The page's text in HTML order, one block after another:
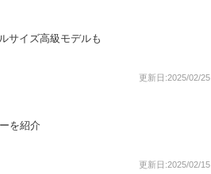
サイズ高級モデルも
更新日:2025/02/25
を紹介
更新日:2025/02/15